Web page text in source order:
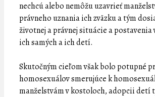
nechcú alebo nemôžu uzavrieť
právneho uznania ich zväzku a tým
životnej a právnej situácie a
ich samých a ich detí.
Skutočným cieľom však bolo potupné
homosexuálov smerujúce k
manželstvám v kostoloch, adopcii detí